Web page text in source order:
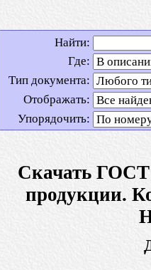
Найти:
Где:
Тип документа:
Отображать:
Упорядочить:
Скачать ГОСТ
продукции.